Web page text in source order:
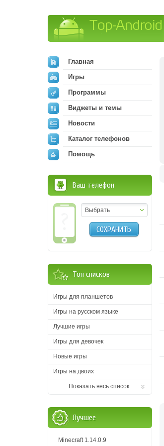
Главная
Игры
Программы
Виджеты и темы
Новости
Каталог телефонов
Помощь
Ваш телефон
Выбрать
СОХРАНИТЬ
Топ списков
Игры для планшетов
Игры на русском языке
Лучшие игры
Игры для девочек
Новые игры
Игры на двоих
Показать весь список
Лучшее
Minecraft 1.14.0.9